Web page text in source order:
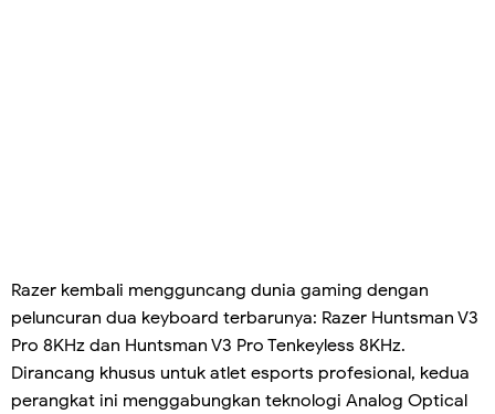
Razer kembali mengguncang dunia gaming dengan
peluncuran dua keyboard terbarunya: Razer Huntsman V3
Pro 8KHz dan Huntsman V3 Pro Tenkeyless 8KHz.
Dirancang khusus untuk atlet esports profesional, kedua
perangkat ini menggabungkan teknologi Analog Optical